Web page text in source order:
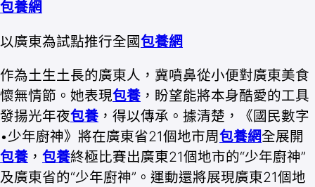
包養網
以廣東為試點推行全國包養網
作為土生土長的廣東人，冀噴鼻從小便對廣東美食
懷無情節。她表現包養 ，盼望能將本身酷愛的工具
發揚光年夜包養 ，得以傳承。據清楚，《國民數字
•少年廚神》將在廣東省21個地市周包養網全展開
包養 ， 包養終極比賽出廣東21個地市的“少年廚神”
及廣東省的“少年廚神”。運動還將展現廣東21個地